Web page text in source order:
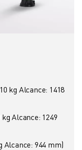
kg Alcance: 1418
kg Alcance: 1249
Alcance: 944 mm)